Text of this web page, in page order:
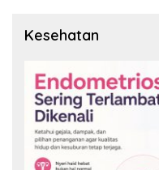
Kesehatan